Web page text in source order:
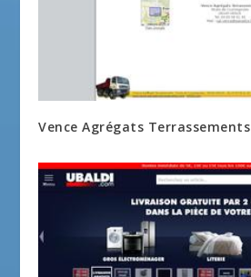
Vence Agrégats Terrassements